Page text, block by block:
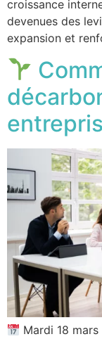
croissance
devenues des
expansion et
Mardi 18